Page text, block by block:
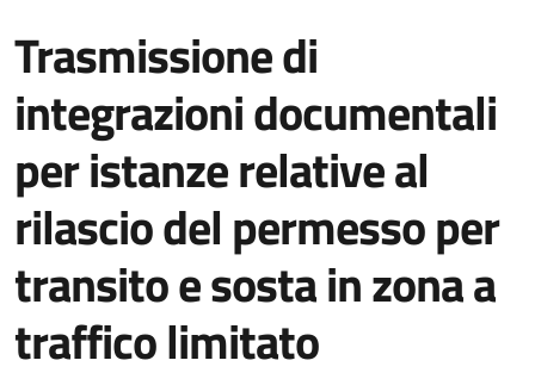
Trasmissione di
integrazioni documentali
per istanze relative al
rilascio del permesso per
transito e sosta in zona a
traffico limitato